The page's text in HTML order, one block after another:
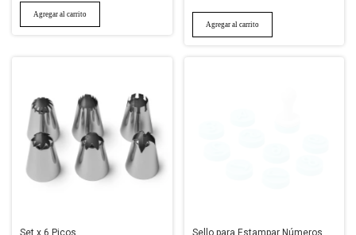
Set x 6 Picos Sello para Estampar Números